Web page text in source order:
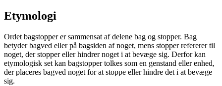
Etymologi
Ordet bagstopper er sammensat af delene bag og stopper. Bag
betyder bagved eller på bagsiden af noget, mens stopper refererer til
noget, der stopper eller hindrer noget i at bevæge sig. Derfor kan
etymologisk set kan bagstopper tolkes som en genstand eller enhed,
der placeres bagved noget for at stoppe eller hindre det i at bevæge
sig.